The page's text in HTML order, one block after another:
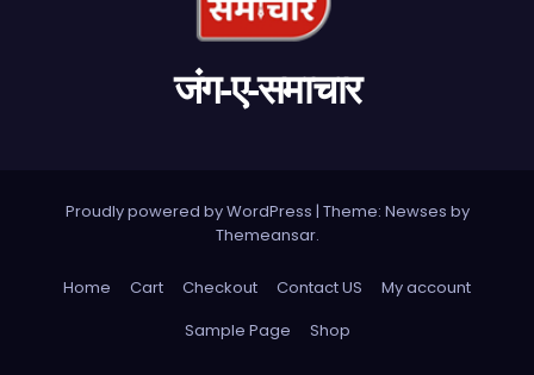
जंग-ए-समाचार
Proudly powered by WordPress | Theme: Newses by
Themeansar.
Home Cart Checkout Contact US
My account
Sample Page
Shop